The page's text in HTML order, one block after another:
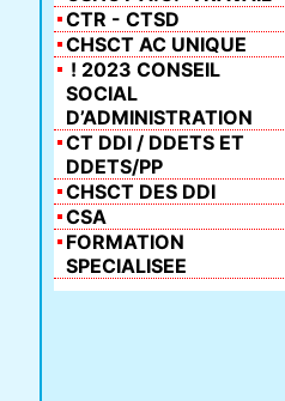
CTR - CTSD
CHSCT AC UNIQUE
! 2023 CONSEIL
SOCIAL
D’ADMINISTRATION
CT DDI / DDETS ET
DDETS/PP
CHSCT DES DDI
CSA
FORMATION
SPECIALISEE